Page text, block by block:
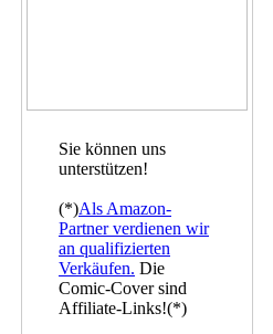
Sie können uns
unterstützen!
(*)Als Amazon-
Partner verdienen wir
an qualifizierten
Verkäufen. Die
Comic-Cover sind
Affiliate-Links!(*)